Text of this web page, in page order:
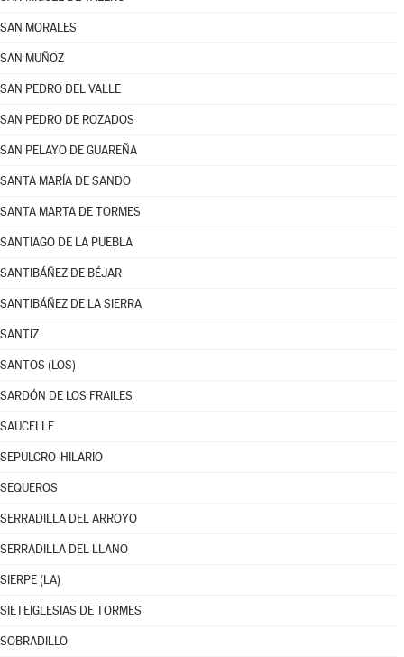
SAN MORALES
SAN MUÑOZ
SAN PEDRO DEL VALLE
SAN PEDRO DE ROZADOS
SAN PELAYO DE GUAREÑA
SANTA MARÍA DE SANDO
SANTA MARTA DE TORMES
SANTIAGO DE LA PUEBLA
SANTIBÁÑEZ DE BÉJAR
SANTIBÁÑEZ DE LA SIERRA
SANTIZ
SANTOS (LOS)
SARDÓN DE LOS FRAILES
SAUCELLE
SEPULCRO-HILARIO
SEQUEROS
SERRADILLA DEL ARROYO
SERRADILLA DEL LLANO
SIERPE (LA)
SIETEIGLESIAS DE TORMES
SOBRADILLO